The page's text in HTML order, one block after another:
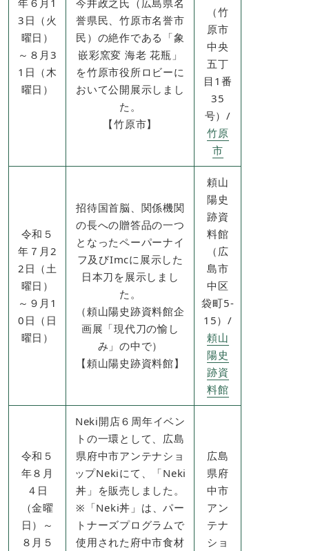
3日（火
曜日）
～８月3
1日（木
曜日）
誉県民、竹原市名誉市
民）の絶作である「象
嵌彩窯変 海老 花瓶」
を竹原市役所ロビーに
おいて公開展示しまし
た。
【竹原市】
（竹
原市
中央
五丁
目1番
35
号）/
竹原
市
令和５
年７月2
2日（土
曜日）
～９月1
0日（日
曜日）
招待国首脳、関係機関
の長への贈答品の一つ
となったペーパーナイ
フ及びImcに展示した
日本刀を展示しまし
た。
（頼山陽史跡資料館企
画展「現代刀の愉し
み」の中で）
​【頼山陽史跡資料館】
頼山
陽史
跡資
料館
（広
島市
中区
袋町5-
15）​/
頼山
陽史
跡資
料館
令和５
年８月
４日
（金曜
日）～
８月５
Neki開店６周年イベン
トの一環として、広島
県府中市アンテナショ
ップNekiにて、「Neki
丼」を販売しました。
※「Neki丼」は、パー
トナーズプログラムで
使用された府中市食材
広島
県府
中市
アン
テナ
ショ